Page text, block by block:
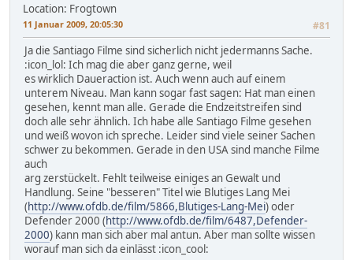
Location: Frogtown
11 Januar 2009, 20:05:30 #81
Ja die Santiago Filme sind sicherlich nicht jedermanns Sache.
:icon_lol: Ich mag die aber ganz gerne, weil
es wirklich Daueraction ist. Auch wenn auch auf einem
unterem Niveau. Man kann sogar fast sagen: Hat man einen
gesehen, kennt man alle. Gerade die Endzeitstreifen sind
doch alle sehr ähnlich. Ich habe alle Santiago Filme gesehen
und weiß wovon ich spreche. Leider sind viele seiner Sachen
schwer zu bekommen. Gerade in den USA sind manche Filme
auch
arg zerstückelt. Fehlt teilweise einiges an Gewalt und
Handlung. Seine "besseren" Titel wie Blutiges Lang Mei
(http://www.ofdb.de/film/5866,Blutiges-Lang-Mei) oder
Defender 2000 (http://www.ofdb.de/film/6487,Defender-
2000) kann man sich aber mal antun. Aber man sollte wissen
worauf man sich da einlässt :icon_cool: